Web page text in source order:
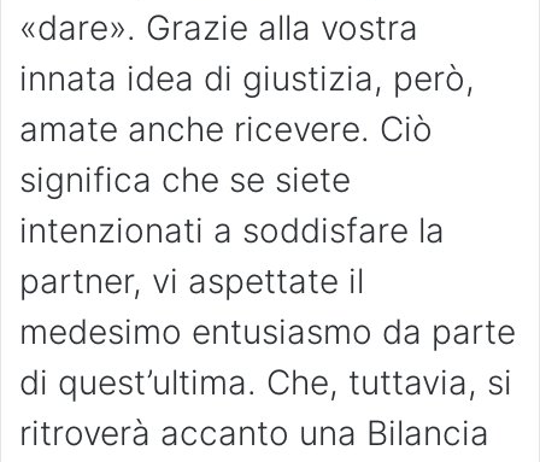
«dare». Grazie alla vostra
innata idea di giustizia, però,
amate anche ricevere. Ciò
significa che se siete
intenzionati a soddisfare la
partner, vi aspettate il
medesimo entusiasmo da parte
di quest’ultima. Che, tuttavia, si
ritroverà accanto una Bilancia